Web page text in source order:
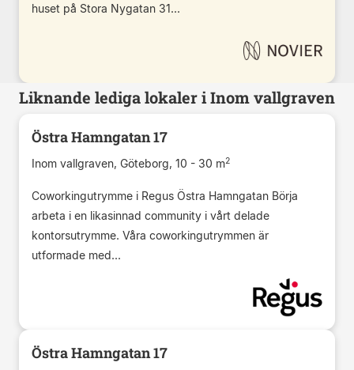
huset på Stora Nygatan 31...
Liknande lediga lokaler i Inom vallgraven
Östra Hamngatan 17
Inom vallgraven, Göteborg, 10 - 30 m2
Coworkingutrymme i Regus Östra Hamngatan Börja
arbeta i en likasinnad community i vårt delade
kontorsutrymme. Våra coworkingutrymmen är
utformade med...
Östra Hamngatan 17